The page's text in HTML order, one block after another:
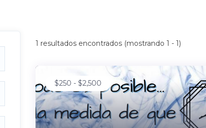
1 resultados encontrados (mostrando 1 - 1)
$250 - $2,500